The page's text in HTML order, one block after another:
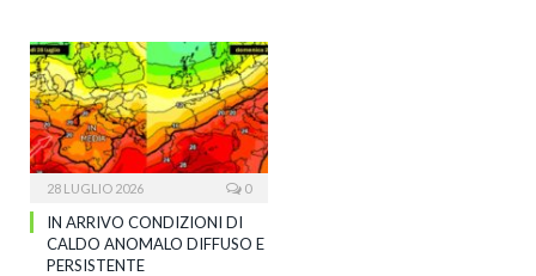
28 LUGLIO 2026 0
IN ARRIVO CONDIZIONI DI
CALDO ANOMALO DIFFUSO E
PERSISTENTE